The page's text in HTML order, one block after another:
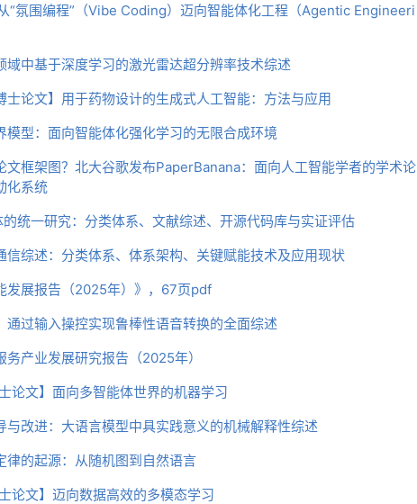
“氛围编程”（Vibe Coding）迈向智能体化工程（Agentic Engineeri
域中基于深度学习的激光雷达超分辨率技术综述
士论文】用于药物设计的生成式人工智能：方法与应用
模型：面向智能体化强化学习的无限合成环境
文框架图？北大谷歌发布PaperBanana：面向人工智能学者的学术论
化系统
的统一研究：分类体系、文献综述、开源代码库与实证评估
信综述：分类体系、体系架构、关键赋能技术及应用现状
发展报告（2025年）》，67页pdf
通过输入操控实现鲁棒性语音转换的全面综述
务产业发展研究报告（2025年）
士论文】面向多智能体世界的机器学习
与改进：大语言模型中具实践意义的机械解释性综述
律的起源：从随机图到自然语言
士论文】迈向数据高效的多模态学习